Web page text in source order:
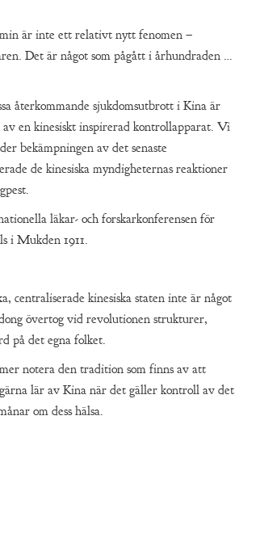
är inte ett relativt nytt fenomen –
Det är något som pågått i århundraden …
återkommande sjukdomsutbrott i Kina är
en kinesiskt inspirerad kontrollapparat. Vi
bekämpningen av det senaste
de kinesiska myndigheternas reaktioner
läkar- och forskarkonferensen för
i Mukden 1911.
centraliserade kinesiska staten inte är något
övertog vid revolutionen strukturer,
på det egna folket.
notera den tradition som finns av att
lär av Kina när det gäller kontroll av det
om dess hälsa.